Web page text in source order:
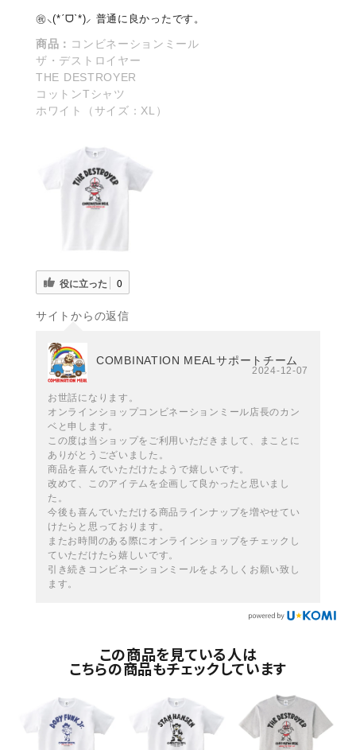
㊗️⸜(*ˊᗜˋ*)⸝ 普通に良かったです。
商品： コンビネーションミール
ザ・デストロイヤー
THE DESTROYER
コットンTシャツ
ホワイト（サイズ：XL）
役に立った 0
サイトからの返信
COMBINATION MEALサポートチーム
2024-12-07
お世話になります。
オンラインショップコンビネーションミール店長のカン
ベと申します。
この度は当ショップをご利用いただきまして、まことに
ありがとうございました。
商品を喜んでいただけたようで嬉しいです。
改めて、このアイテムを企画して良かったと思いまし
た。
今後も喜んでいただける商品ラインナップを増やせてい
けたらと思っております。
またお時間のある際にオンラインショップをチェックし
ていただけたら嬉しいです。
引き続きコンビネーションミールをよろしくお願い致し
ます。
この商品を見ている人は
こちらの商品もチェックしています